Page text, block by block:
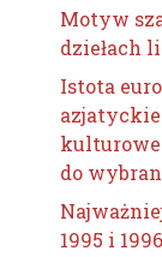
Motyw
dziełach
Istota
kulturowe
do
1995 i 1996